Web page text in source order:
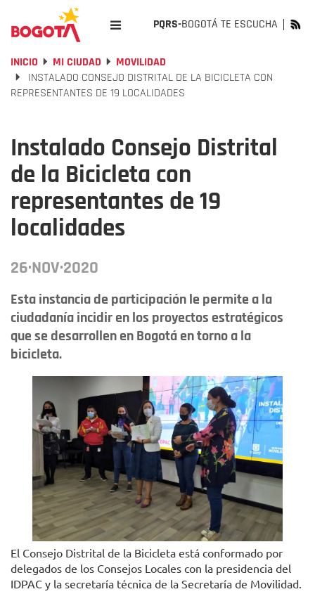
PQRS-BOGOTÁ TE ESCUCHA
INICIO MI CIUDAD
MOVILIDAD
INSTALADO CONSEJO DISTRITAL DE LA BICICLETA CON
REPRESENTANTES DE 19 LOCALIDADES
Instalado Consejo Distrital
de la Bicicleta con
representantes de 19
localidades
26·NOV·2020
Esta instancia de participación le permite a la
ciudadanía incidir en los proyectos estratégicos
que se desarrollen en Bogotá en torno a la
bicicleta.
El Consejo Distrital de la Bicicleta está conformado por
delegados de los Consejos Locales con la presidencia del
IDPAC y la secretaría técnica de la Secretaría de Movilidad.